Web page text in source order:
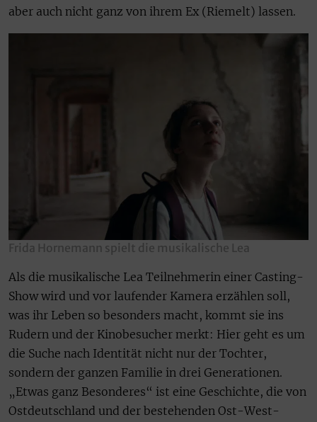
aber auch nicht ganz von ihrem Ex (Riemelt) lassen.
Frida Hornemann spielt die musikalische Lea
Als die musikalische Lea Teilnehmerin einer Casting-
Show wird und vor laufender Kamera erzählen soll,
was ihr Leben so besonders macht, kommt sie ins
Rudern und der Kinobesucher merkt: Hier geht es um
die Suche nach Identität nicht nur der Tochter,
sondern der ganzen Familie in drei Generationen.
„Etwas ganz Besonderes“ ist eine Geschichte, die von
Ostdeutschland und der bestehenden Ost-West-